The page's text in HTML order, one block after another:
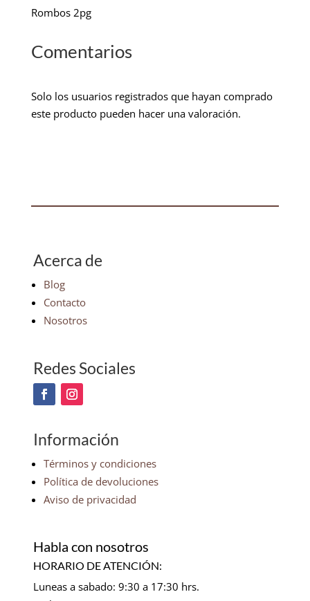
Rombos 2pg
Comentarios
Solo los usuarios registrados que hayan comprado
este producto pueden hacer una valoración.
Acerca de
Blog
Contacto
Nosotros
Redes Sociales
Información
Términos y condiciones
Política de devoluciones
Aviso de privacidad
Habla con nosotros
HORARIO DE ATENCIÓN:
Luneas a sabado: 9:30 a 17:30 hrs.